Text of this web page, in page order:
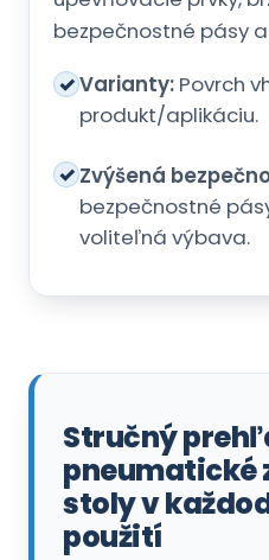
✓Zvýšená
voliteľná výbava.
Stručný
Pneumatické
obzvlášť výkonné,
časté nastavovanie
ergonomickú